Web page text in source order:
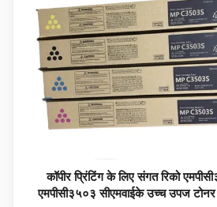
कॉपीर प्रिंटिंग के लिए संगत रिको
एमपीसी३५०३ सीएमवाईके उच्च उपज